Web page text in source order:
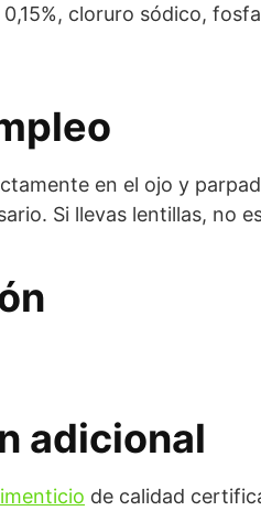
cloruro sódico,
en el ojo y
Si llevas lentillas, no
adicional
de calidad